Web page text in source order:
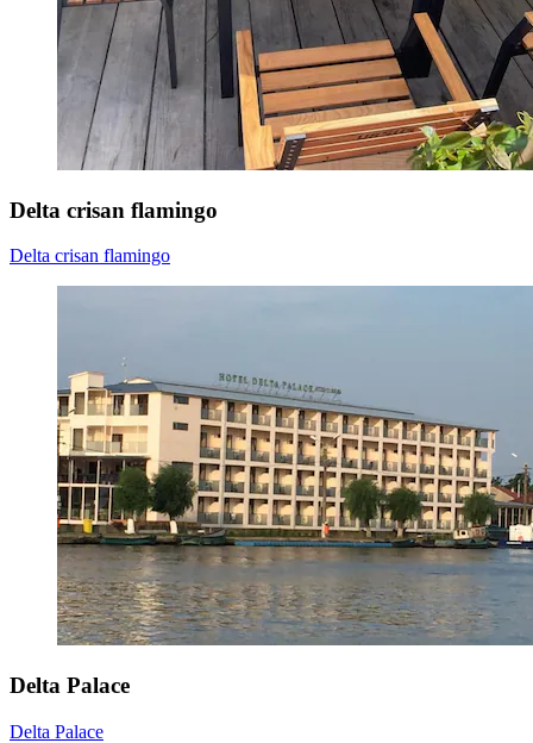
Delta crisan flamingo
Delta crisan flamingo
Delta Palace
Delta Palace